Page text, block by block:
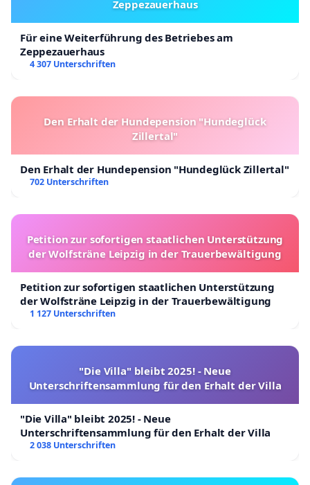
Zeppezauerhaus
Für eine Weiterführung des Betriebes am
Zeppezauerhaus
4 307 Unterschriften
Den Erhalt der Hundepension "Hundeglück
Zillertal"
Den Erhalt der Hundepension "Hundeglück Zillertal"
702 Unterschriften
Petition zur sofortigen staatlichen Unterstützung
der Wolfsträne Leipzig in der Trauerbewältigung
Petition zur sofortigen staatlichen Unterstützung
der Wolfsträne Leipzig in der Trauerbewältigung
1 127 Unterschriften
"Die Villa" bleibt 2025! - Neue
Unterschriftensammlung für den Erhalt der Villa
"Die Villa" bleibt 2025! - Neue
Unterschriftensammlung für den Erhalt der Villa
2 038 Unterschriften